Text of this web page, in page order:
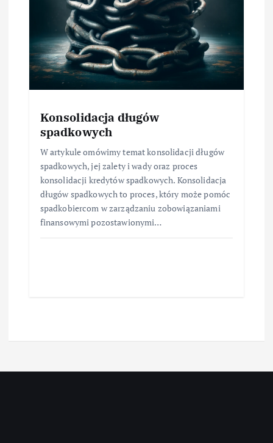
Konsolidacja długów
spadkowych
W artykule omówimy temat konsolidacji długów
spadkowych, jej zalety i wady oraz proces
konsolidacji kredytów spadkowych. Konsolidacja
długów spadkowych to proces, który może pomóc
spadkobiercom w zarządzaniu zobowiązaniami
finansowymi pozostawionymi…